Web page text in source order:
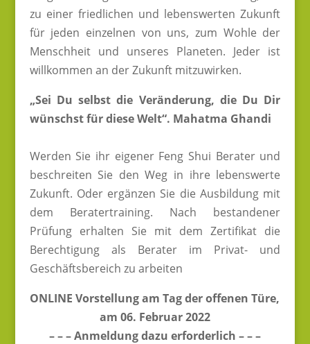
zu einer friedlichen und lebenswerten Zukunft
für jeden einzelnen von uns, zum Wohle der
Menschheit und unseres Planeten. Jeder ist
willkommen an der Zukunft mitzuwirken.
„Sei Du selbst die Veränderung, die Du Dir
wünschst für diese Welt“. Mahatma Ghandi
Werden Sie ihr eigener Feng Shui Berater und
beschreiten Sie den Weg in ihre lebenswerte
Zukunft. Oder ergänzen Sie die Ausbildung mit
dem Beratertraining. Nach bestandener
Prüfung erhalten Sie mit dem Zertifikat die
Berechtigung als Berater im Privat- und
Geschäftsbereich zu arbeiten
ONLINE Vorstellung am Tag der offenen Türe,
am 06. Februar 2022
– – – Anmeldung dazu erforderlich – – –